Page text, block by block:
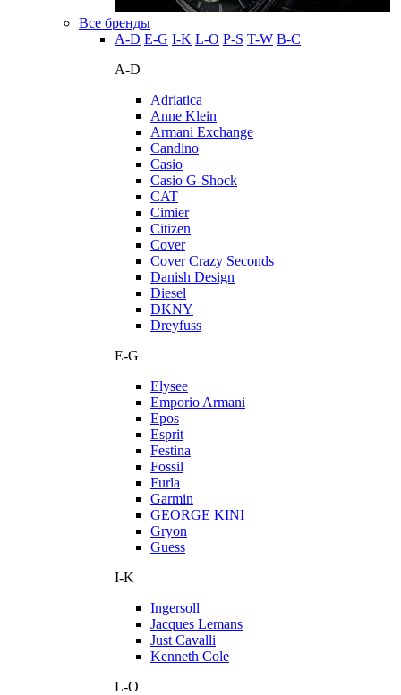
Все бренды
A-D E-G I-K L-O P-S T-W В-С
A-D
Adriatica
Anne Klein
Armani Exchange
Candino
Casio
Casio G-Shock
CAT
Cimier
Citizen
Cover
Cover Crazy Seconds
Danish Design
Diesel
DKNY
Dreyfuss
E-G
Elysee
Emporio Armani
Epos
Esprit
Festina
Fossil
Furla
Garmin
GEORGE KINI
Gryon
Guess
I-K
Ingersoll
Jacques Lemans
Just Cavalli
Kenneth Cole
L-O